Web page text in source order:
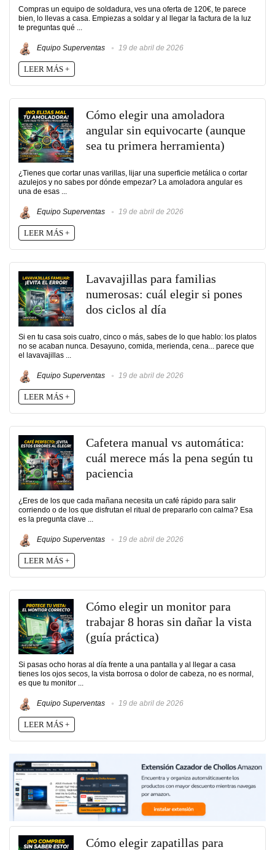
Compras un equipo de soldadura, ves una oferta de 120€, te parece
bien, lo llevas a casa. Empiezas a soldar y al llegar la factura de la luz
te preguntas qué ...
Equipo Superventas 19 de abril de 2026
LEER MÁS +
Cómo elegir una amoladora
angular sin equivocarte (aunque
sea tu primera herramienta)
¿Tienes que cortar unas varillas, lijar una superficie metálica o cortar
azulejos y no sabes por dónde empezar? La amoladora angular es
una de esas ...
Equipo Superventas 19 de abril de 2026
LEER MÁS +
Lavavajillas para familias
numerosas: cuál elegir si pones
dos ciclos al día
Si en tu casa sois cuatro, cinco o más, sabes de lo que hablo: los platos
no se acaban nunca. Desayuno, comida, merienda, cena... parece que
el lavavajillas ...
Equipo Superventas 19 de abril de 2026
LEER MÁS +
Cafetera manual vs automática:
cuál merece más la pena según tu
paciencia
¿Eres de los que cada mañana necesita un café rápido para salir
corriendo o de los que disfrutan el ritual de prepararlo con calma? Esa
es la pregunta clave ...
Equipo Superventas 19 de abril de 2026
LEER MÁS +
Cómo elegir un monitor para
trabajar 8 horas sin dañar la vista
(guía práctica)
Si pasas ocho horas al día frente a una pantalla y al llegar a casa
tienes los ojos secos, la vista borrosa o dolor de cabeza, no es normal,
es que tu monitor ...
Equipo Superventas 19 de abril de 2026
LEER MÁS +
Cómo elegir zapatillas para